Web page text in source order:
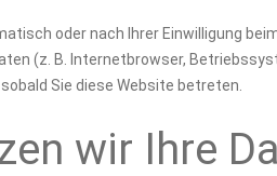
oder nach Ihrer Einwilligung
(z. B. Internetbrowser,
Sie diese Website betreten.
wir Ihre